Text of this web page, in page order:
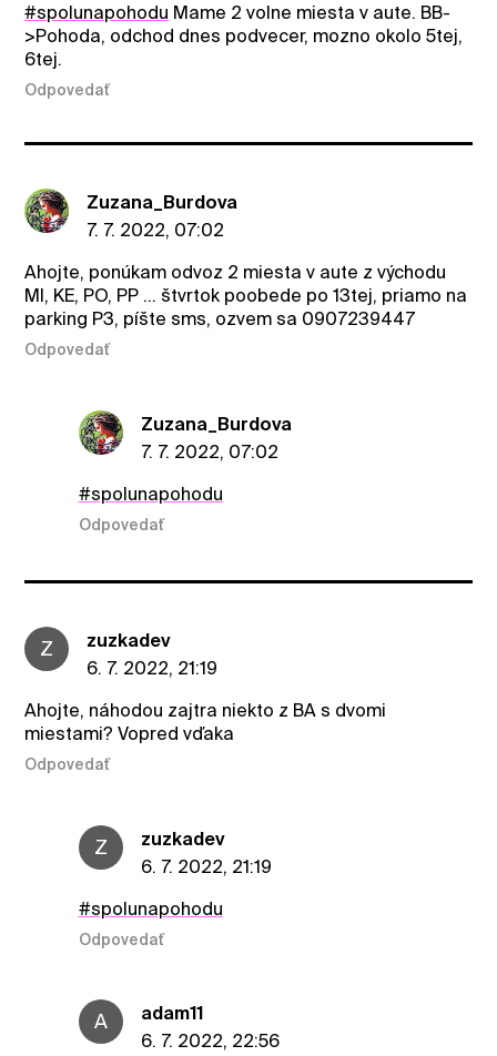
#spolunapohodu Mame 2 volne miesta v aute. BB-
>Pohoda, odchod dnes podvecer, mozno okolo 5tej,
6tej.
Odpovedať
Zuzana_Burdova
7. 7. 2022, 07:02
Ahojte, ponúkam odvoz 2 miesta v aute z východu
MI, KE, PO, PP ... štvrtok poobede po 13tej, priamo na
parking P3, píšte sms, ozvem sa 0907239447
Odpovedať
Zuzana_Burdova
7. 7. 2022, 07:02
#spolunapohodu
Odpovedať
Z
zuzkadev
6. 7. 2022, 21:19
Ahojte, náhodou zajtra niekto z BA s dvomi
miestami? Vopred vďaka
Odpovedať
Z
zuzkadev
6. 7. 2022, 21:19
#spolunapohodu
Odpovedať
A
adam11
6. 7. 2022, 22:56